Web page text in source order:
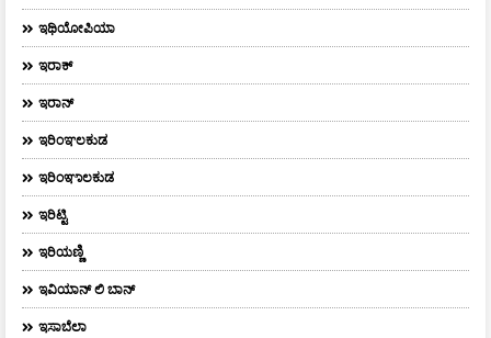
ಇಥಿಯೋಪಿಯಾ
ಇರಾಕ್‌
ಇರಾನ್
ಇರಿಂಞಲಕುಡ
ಇರಿಂಞಾಲಕುಡ
ಇರಿಟ್ಟಿ
ಇರಿಯಣ್ಣಿ
ಇವಿಯಾನ್‌ ಲಿ ಬಾನ್‌
ಇಸಾಬೆಲಾ